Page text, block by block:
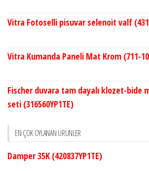
Vitra Fotoselli pisuvar selenoit valf
Vitra Kumanda Paneli Mat Krom (711-
Fischer duvara tam dayalı klozet-bide
seti (316560YP1TE)
EN ÇOK OYLANAN ÜRÜNLER
Damper 35K (420837YP1TE)